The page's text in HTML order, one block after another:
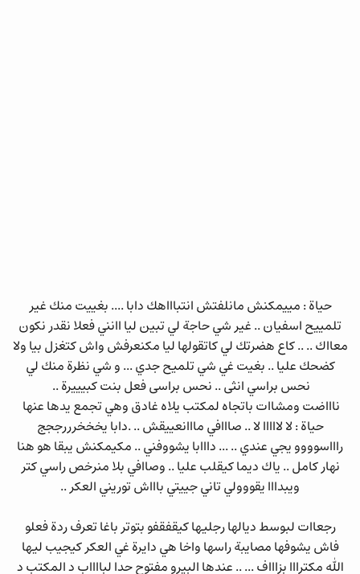
حياة : مييمكنش مانلفتش انتباااهك دابا .... بغييت منك غير
تلمييح اسفيان .. غير شي حاجة لي تبين ليا اانني فعلا نقدر نكون
معااك .. .. كاع هضرتك لي كاتقولها ليا مكنعرفش واش كتغزل بيا ولا
كضحك عليا .. بغيت غي شي تلميح جدي ... و شي نظرة منك لي
نحس براسي انثى .. نحس براسى فعل بنت كبيييرة ..
ناااضت ومشاات باتجاه لمكتب يلاه غادق وهي تجمع يدها عنها
حياة : لا لااااا لا .. صااافي مااانعييقش .. .دابا يخخخرررججج
راااسوووو يجي عندي .. ... دااابا يشووفني .. مكيمكنش يبقا هو هنا
نهار كامل .. ياك ديما كيقلب عليا .. وصاافي بلا منرخص راسي كتر
ويبدااا يقووولي تاني جييتي باااش توريني العكر ..
رجعاات لبوسط ديالها رجليها كيقفقفو بتوتر باغا تعرف ردة فعلو
فاش يشوفها مصايبة راسها واخا هي دايرة غي العكر كيجيب ليها
الله مكترااا بزاااف ... .. عندها البيرو مفتوح حدا لبااااب د المكتب د